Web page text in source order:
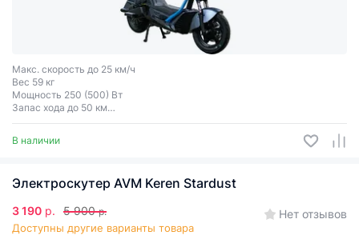
Макс. скорость до 25 км/ч
Вес 59 кг
Мощность 250 (500) Вт
Запас хода до 50 км
Грузоподъёмность до 150 кг
В наличии
Электроскутер AVM Keren Stardust
3 190 р. 5 900 р.
Доступны другие варианты товара
Нет отзывов